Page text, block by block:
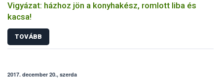
Vigyázat: házhoz jön a konyhakész, romlott liba és
kacsa!
TOVÁBB
2017. december 20., szerda